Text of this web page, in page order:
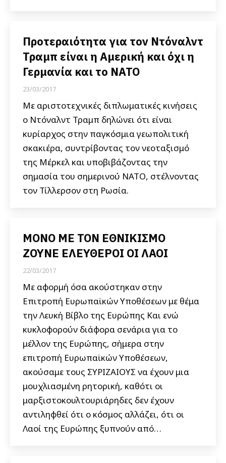
Προτεραιότητα για τον Ντόναλντ
Τραμπ είναι η Αμερική και όχι η
Γερμανία και το ΝΑΤΟ
23/03/2017
Με αριστοτεχνικές διπλωματικές κινήσεις
ο Ντόναλντ Τραμπ δηλώνει ότι είναι
κυρίαρχος στην παγκόσμια γεωπολιτική
σκακιέρα, συντρίβοντας τον νεοταξισμό
της Μέρκελ και υποβιβάζοντας την
σημασία του σημερινού ΝΑΤΟ, στέλνοντας
τον Τίλλερσον στη Ρωσία.
ΜΟΝΟ ΜΕ ΤΟΝ ΕΘΝΙΚΙΣΜΟ
ΖΟΥΝΕ ΕΛΕΥΘΕΡΟΙ ΟΙ ΛΑΟΙ
22/03/2017
Με αφορμή όσα ακούστηκαν στην
Επιτροπή Ευρωπαϊκών Υποθέσεων με θέμα
την Λευκή Βίβλο της Ευρώπης Και ενώ
κυκλοφορούν διάφορα σενάρια για το
μέλλον της Ευρώπης, σήμερα στην
επιτροπή Ευρωπαϊκών Υποθέσεων,
ακούσαμε τους ΣΥΡΙΖΑΙΟΥΣ να έχουν μια
μουχλιασμένη ρητορική, καθότι οι
μαρξιστοκουλτουριάρηδες δεν έχουν
αντιληφθεί ότι ο κόσμος αλλάζει, ότι οι
Λαοί της Ευρώπης ξυπνούν από…